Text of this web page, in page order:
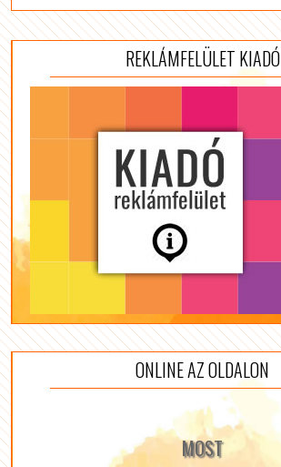
REKLÁMFELÜLET KIADÓ
ONLINE AZ OLDALON
MOST